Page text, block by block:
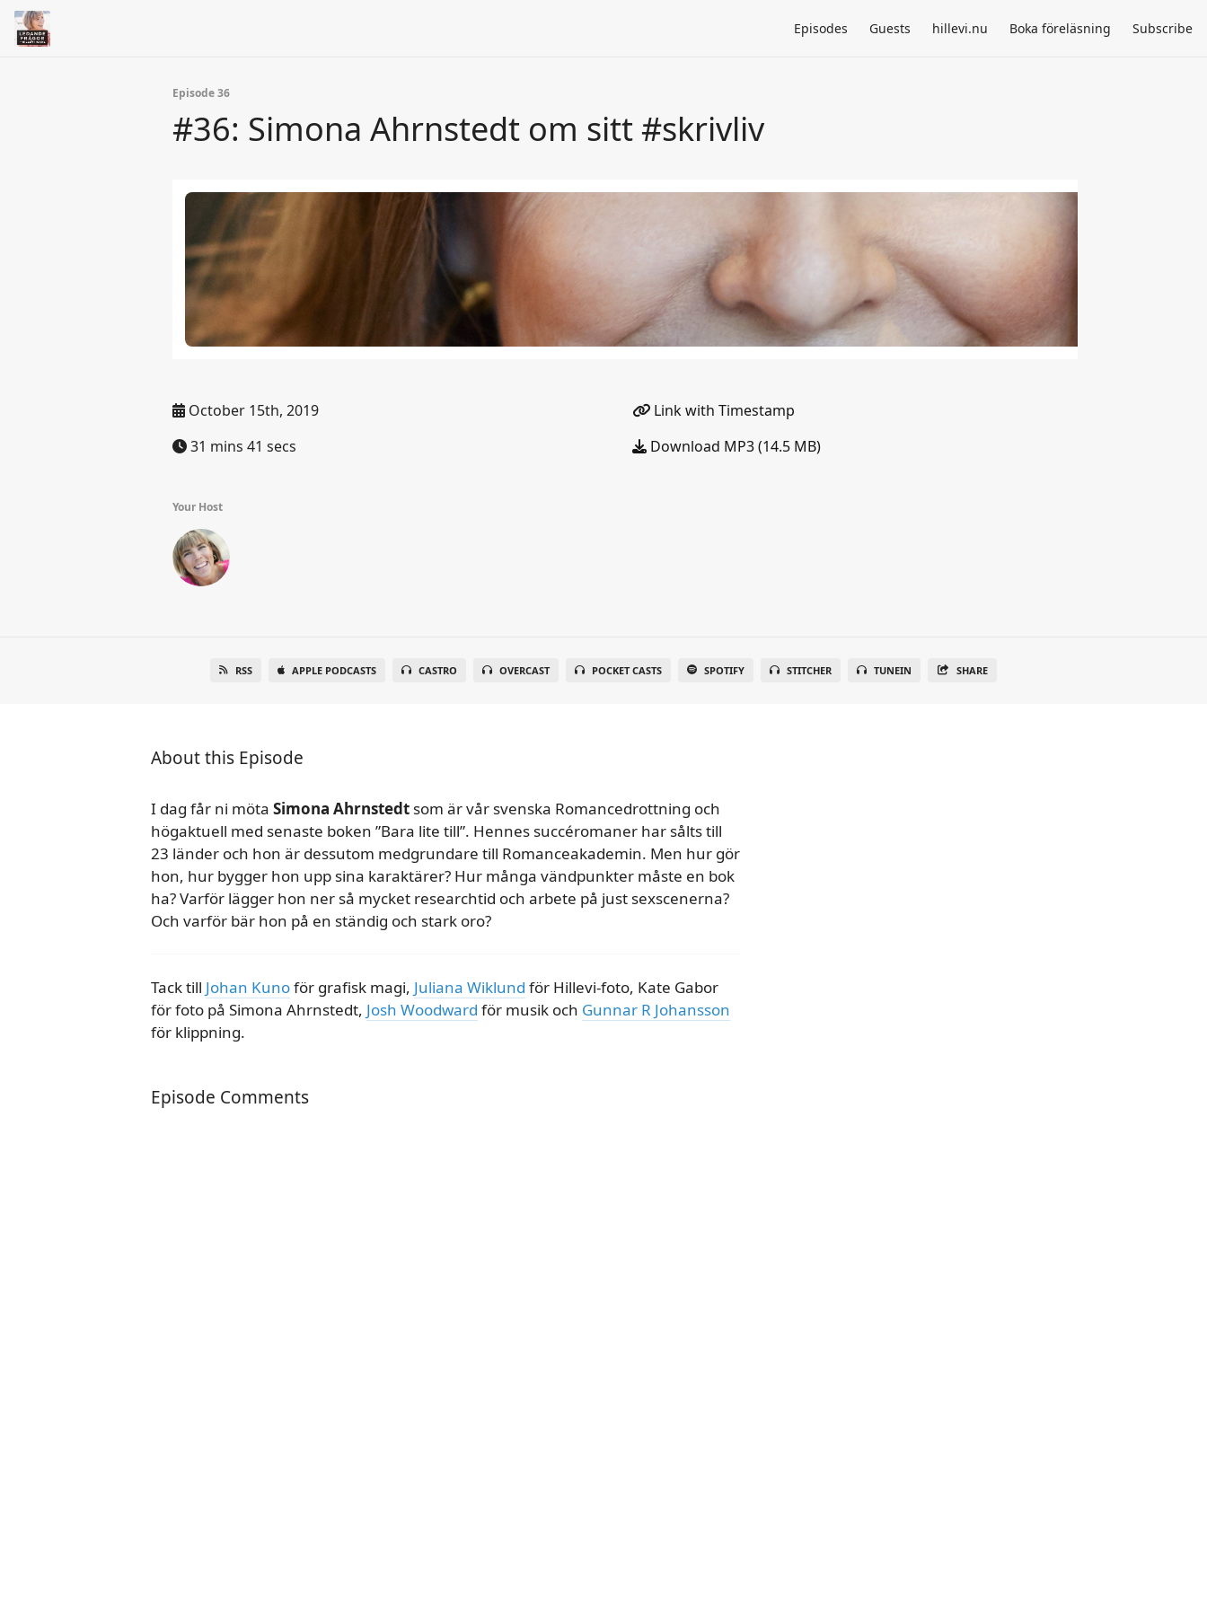
Episodes Guests hillevi.nu Boka föreläsning Subscribe
Episode 36
#36: Simona Ahrnstedt om sitt #skrivliv
October 15th, 2019
31 mins 41 secs
Link with Timestamp
Download MP3 (14.5 MB)
Your Host
RSS APPLE PODCASTS CASTRO OVERCAST POCKET CASTS SPOTIFY STITCHER TUNEIN SHARE
About this Episode
I dag får ni möta Simona Ahrnstedt som är vår svenska Romancedrottning och
högaktuell med senaste boken ”Bara lite till”. Hennes succéromaner har sålts till
23 länder och hon är dessutom medgrundare till Romanceakademin. Men hur gör
hon, hur bygger hon upp sina karaktärer? Hur många vändpunkter måste en bok
ha? Varför lägger hon ner så mycket researchtid och arbete på just sexscenerna?
Och varför bär hon på en ständig och stark oro?
Tack till Johan Kunoför grafisk magi, Juliana Wiklund för Hillevi-foto, Kate Gabor
för foto på Simona Ahrnstedt, Josh Woodward för musik och Gunnar R Johansson
för klippning.
Episode Comments